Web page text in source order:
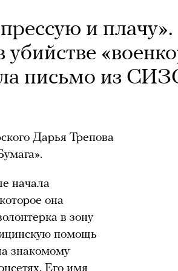
и плачу».
письмо из
Дарья Трепова
начала
она
в зону
помощь
знакомому
Его имя